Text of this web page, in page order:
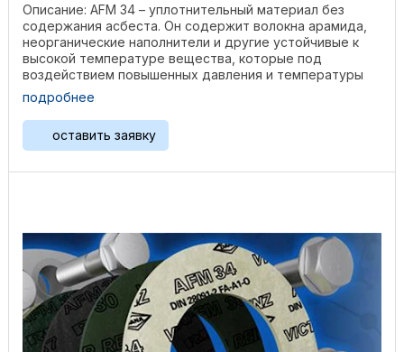
Описание: AFM 34 – уплотнительный материал без
содержания асбеста. Он содержит волокна арамида,
неорганические наполнители и другие устойчивые к
высокой температуре вещества, которые под
воздействием повышенных давления и температуры
создают ...
подробнее
оставить заявку